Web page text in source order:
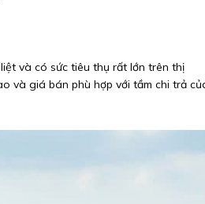
và có sức tiêu thụ rất lớn trên thị
và giá bán phù hợp với tầm chi trả